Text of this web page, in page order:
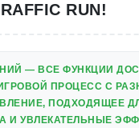
RUN!
— ВСЕ ФУНКЦИИ
ПРОЦЕСС С
ПОДХОДЯЩЕЕ
И УВЛЕКАТЕЛЬНЫЕ